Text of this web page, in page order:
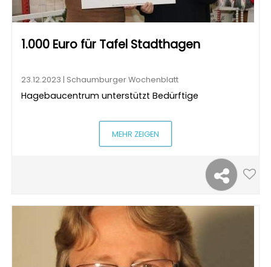
1.000 Euro für Tafel Stadthagen
23.12.2023 | Schaumburger Wochenblatt
Hagebaucentrum unterstützt Bedürftige
MEHR ZEIGEN